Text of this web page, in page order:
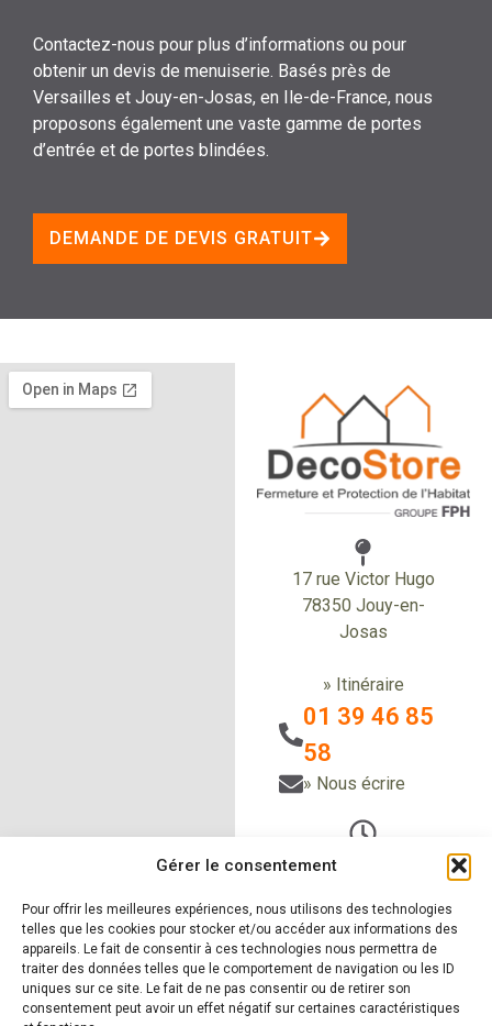
Gérer le consentement
Pour offrir les meilleures expériences, nous utilisons des technologies
telles que les cookies pour stocker et/ou accéder aux informations des
appareils. Le fait de consentir à ces technologies nous permettra de
traiter des données telles que le comportement de navigation ou les ID
uniques sur ce site. Le fait de ne pas consentir ou de retirer son
consentement peut avoir un effet négatif sur certaines caractéristiques
Contactez-nous pour plus d’informations ou pour
obtenir un devis de menuiserie. Basés près de
Versailles et Jouy-en-Josas, en Ile-de-France, nous
proposons également une vaste gamme de portes
d’entrée et de portes blindées.
DEMANDE DE DEVIS GRATUIT
17 rue Victor Hugo
78350 Jouy-en-
Josas
» Itinéraire
01 39 46 85
58
» Nous écrire
Du Lundi au vendredi
et de 14h à 18h
Le samedi sur RDV